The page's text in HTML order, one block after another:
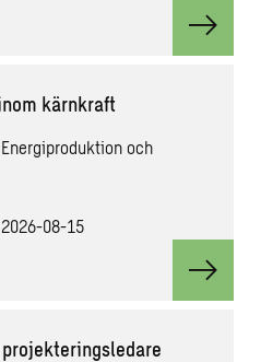
View
kärnkraft
Energiproduktion och
2026-08-15
View